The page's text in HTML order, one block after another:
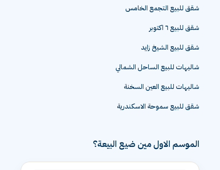
شقق للبيع التجمع الخامس
شقق للبيع ٦ اكتوبر
شقق للبيع الشيخ زايد
شاليهات للبيع الساحل الشمالي
شاليهات للبيع العين السخنة
شقق للبيع سموحة الاسكندرية
الموسم الاول مين ضيع البيعة؟